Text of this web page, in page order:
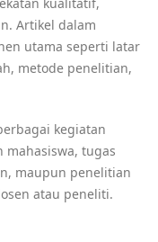
Artikel dalam
utama seperti latar
metode penelitian,
kegiatan
mahasiswa, tugas
maupun penelitian
atau peneliti.